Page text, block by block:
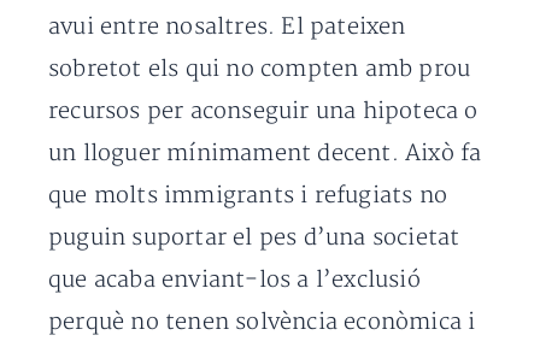
avui entre nosaltres. El pateixen
sobretot els qui no compten amb prou
recursos per aconseguir una hipoteca o
un lloguer mínimament decent. Això fa
que molts immigrants i refugiats no
puguin suportar el pes d’una societat
que acaba enviant-los a l’exclusió
perquè no tenen solvència econòmica i